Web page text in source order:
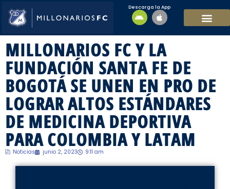
Descarga la App
MILLONARIOS FC Y LA
FUNDACIÓN SANTA FE DE
BOGOTÁ SE UNEN EN PRO DE
LOGRAR ALTOS ESTÁNDARES
DE MEDICINA DEPORTIVA
PARA COLOMBIA Y LATAM
Noticias junio 2, 2023 9:11 am